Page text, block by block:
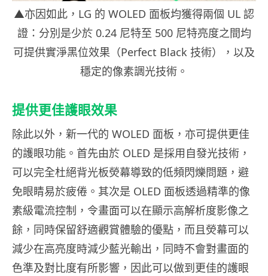
▲亦因如此，LG 的 WOLED 面板均獲得兩個 UL 認
證：分別是少於 0.24 尼特至 500 尼特亮度之間均
可提供實淨黑位效果（Perfect Black 技術），以及
穩定的像素調光技術。
提供更佳護眼效果
除此以外，新一代的 WOLED 面板，亦可提供更佳
的護眼功能。首先由於 OLED 是採用自發光技術，
可以完全杜絕背光板熒幕導致的低頻閃爍問題，避
免眼睛易於疲倦。其次是 OLED 面板透過精準的像
素級電流控制，令畫面可以在顯示高解析度影像之
餘，同時保留舒適觀賞體驗的優點，而且熒幕可以
減少在高亮度時減少藍光輸出，同時不會對畫面的
色準及對比度有所影響，因此可以做到更佳的護眼